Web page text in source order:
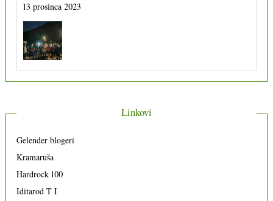
13 prosinca 2023
Linkovi
Gelender blogeri
Kramaruša
Hardrock 100
Iditarod T I